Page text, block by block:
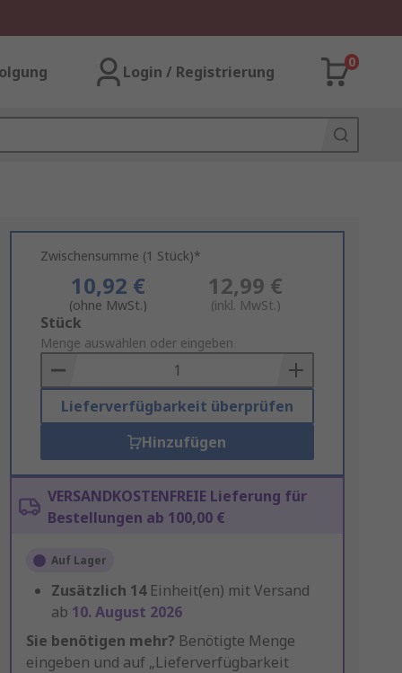
Login / Registrierung
0
Zwischensumme (1 Stück)*
10,92 €
(ohne MwSt.)
12,99 €
(inkl. MwSt.)
Add
to
Basket
Stück
Menge auswählen oder eingeben
Lieferverfügbarkeit überprüfen
Hinzufügen
VERSANDKOSTENFREIE Lieferung für
Bestellungen ab 100,00 €
Auf Lager
Zusätzlich 14 Einheit(en) mit Versand
ab 10. August 2026
Sie benötigen mehr? Benötigte Menge
eingeben und auf „Lieferverfügbarkeit